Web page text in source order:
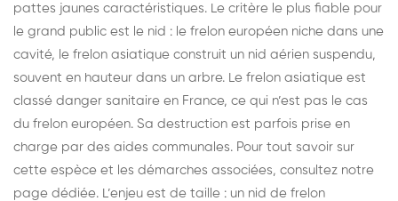
pattes jaunes caractéristiques. Le critère le plus fiable pour
le grand public est le nid : le frelon européen niche dans une
cavité, le frelon asiatique construit un nid aérien suspendu,
souvent en hauteur dans un arbre. Le frelon asiatique est
classé danger sanitaire en France, ce qui n’est pas le cas
du frelon européen. Sa destruction est parfois prise en
charge par des aides communales. Pour tout savoir sur
cette espèce et les démarches associées, consultez notre
page dédiée. L’enjeu est de taille : un nid de frelon